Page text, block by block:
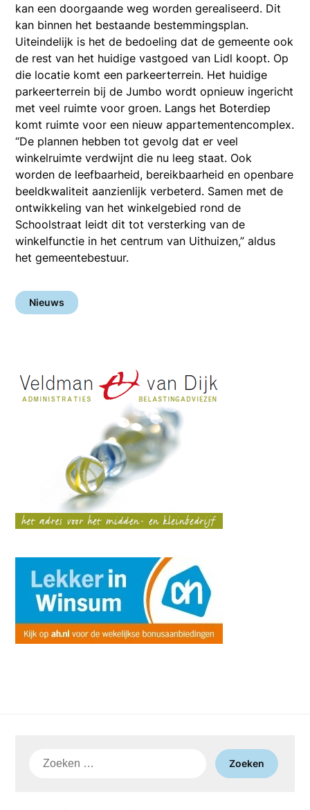
kan een doorgaande weg worden gerealiseerd. Dit
kan binnen het bestaande bestemmingsplan.
Uiteindelijk is het de bedoeling dat de gemeente ook
de rest van het huidige vastgoed van Lidl koopt. Op
die locatie komt een parkeerterrein. Het huidige
parkeerterrein bij de Jumbo wordt opnieuw ingericht
met veel ruimte voor groen. Langs het Boterdiep
komt ruimte voor een nieuw appartementencomplex.
“De plannen hebben tot gevolg dat er veel
winkelruimte verdwijnt die nu leeg staat. Ook
worden de leefbaarheid, bereikbaarheid en openbare
beeldkwaliteit aanzienlijk verbeterd. Samen met de
ontwikkeling van het winkelgebied rond de
Schoolstraat leidt dit tot versterking van de
winkelfunctie in het centrum van Uithuizen,” aldus
het gemeentebestuur.
Nieuws
Zoeken